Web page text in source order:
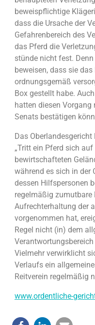
beweispflichtige
dass die Ursache der
Gefahrenbereich des
das Pferd die
stünde nicht fest.
beweisen, dass sie
ordnungsgemäß
Box gestellt habe.
hatten diesen Vorgang
Senats bestätigen
Das
„Tritt ein Pferd sich
bewirtschafteten
während es sich in der
dessen Hilfspersonen
regelmäßig
Aufrechterhaltung der
vorgenommen hat,
Regel nicht (in) dem
Vielmehr verwirklicht
Verlaufs ein
Reitverein regelmäßig
www.ordentliche-